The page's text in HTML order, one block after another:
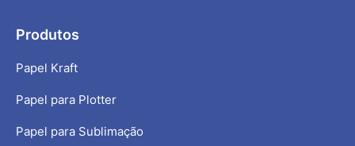
Produtos
Papel Kraft
Papel para Plotter
Papel para Sublimação